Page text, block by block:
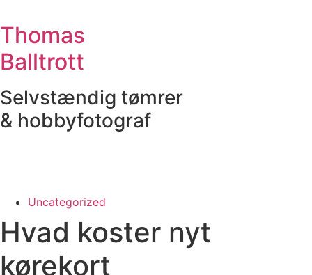
til
indhold
Thomas
Balltrott
Selvstændig tømrer
& hobbyfotograf
Uncategorized
Hvad koster nyt
kørekort